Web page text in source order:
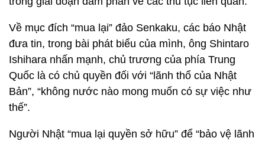
Về mục đích “mua lại” đảo Senkaku, các báo Nhật
đưa tin, trong bài phát biểu của mình, ông Shintaro
Ishihara nhấn mạnh, chủ trương của phía Trung
Quốc là có chủ quyền đối với “lãnh thổ của Nhật
Bản”, “không nước nào mong muốn có sự việc như
thế”.
Người Nhật “mua lại quyền sở hữu” để “bảo vệ lãnh